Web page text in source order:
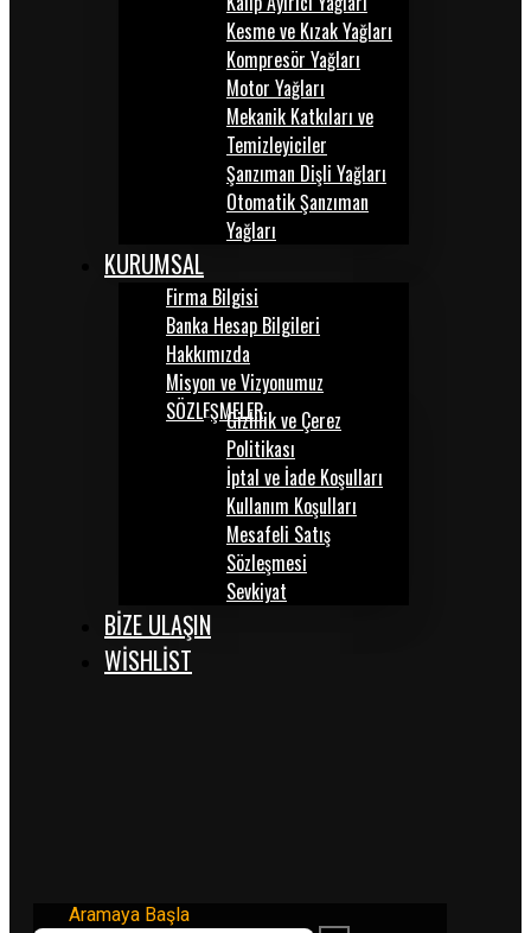
Kesme ve Kızak Yağları
Kompresör Yağları
Motor Yağları
Mekanik Katkıları ve
Temizleyiciler
Şanzıman Dişli Yağları
Otomatik Şanzıman
Yağları
KURUMSAL
Firma Bilgisi
Banka Hesap Bilgileri
Hakkımızda
Misyon ve Vizyonumuz
SÖZLEŞMELERGizlilik ve Çerez
Politikası
İptal ve İade Koşulları
Kullanım Koşulları
Mesafeli Satış
Sözleşmesi
Sevkiyat
BİZE ULAŞIN
WISHLIST
Aramaya Başla